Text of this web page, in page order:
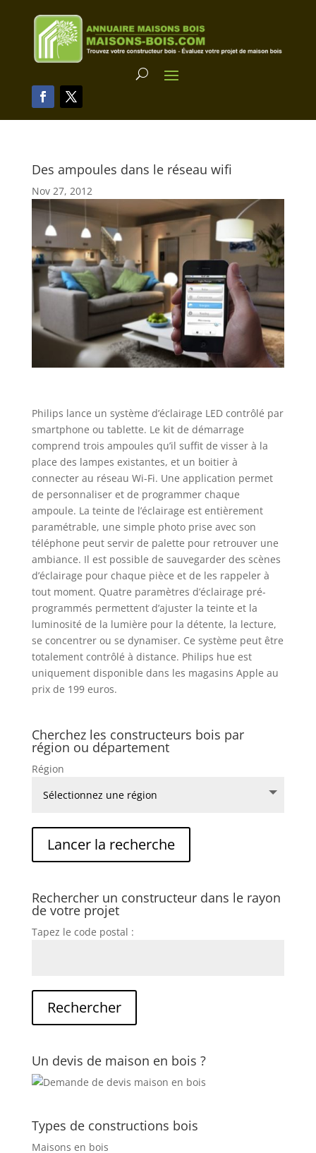
Des ampoules dans le réseau wifi
Nov 27, 2012
Philips lance un système d’éclairage LED contrôlé par
smartphone ou tablette. Le kit de démarrage
comprend trois ampoules qu’il suffit de visser à la
place des lampes existantes, et un boitier à
connecter au réseau Wi-Fi. Une application permet
de personnaliser et de programmer chaque
ampoule. La teinte de l’éclairage est entièrement
paramétrable, une simple photo prise avec son
téléphone peut servir de palette pour retrouver une
ambiance. Il est possible de sauvegarder des scènes
d’éclairage pour chaque pièce et de les rappeler à
tout moment. Quatre paramètres d’éclairage pré-
programmés permettent d’ajuster la teinte et la
luminosité de la lumière pour la détente, la lecture,
se concentrer ou se dynamiser. Ce système peut être
totalement contrôlé à distance. Philips hue est
uniquement disponible dans les magasins Apple au
prix de 199 euros.
Cherchez les constructeurs bois par
région ou département
Région
Rechercher un constructeur dans le rayon
de votre projet
Tapez le code postal :
Un devis de maison en bois ?
Types de constructions bois
Maisons en bois